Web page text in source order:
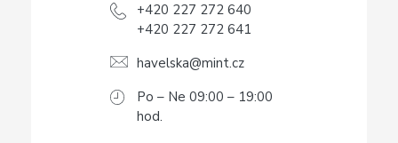
+420 227 272 640
+420 227 272 641
havelska@mint.cz
Po – Ne 09:00 – 19:00
hod.